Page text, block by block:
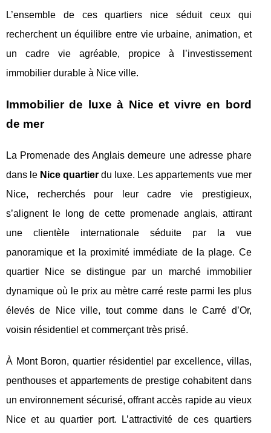
L’ensemble de ces quartiers nice séduit ceux qui
recherchent un équilibre entre vie urbaine, animation, et
un cadre vie agréable, propice à l’investissement
immobilier durable à Nice ville.
Immobilier de luxe à Nice et vivre en bord
de mer
La Promenade des Anglais demeure une adresse phare
dans le Nice quartier du luxe. Les appartements vue mer
Nice, recherchés pour leur cadre vie prestigieux,
s’alignent le long de cette promenade anglais, attirant
une clientèle internationale séduite par la vue
panoramique et la proximité immédiate de la plage. Ce
quartier Nice se distingue par un marché immobilier
dynamique où le prix au mètre carré reste parmi les plus
élevés de Nice ville, tout comme dans le Carré d’Or,
voisin résidentiel et commerçant très prisé.
À Mont Boron, quartier résidentiel par excellence, villas,
penthouses et appartements de prestige cohabitent dans
un environnement sécurisé, offrant accès rapide au vieux
Nice et au quartier port. L’attractivité de ces quartiers